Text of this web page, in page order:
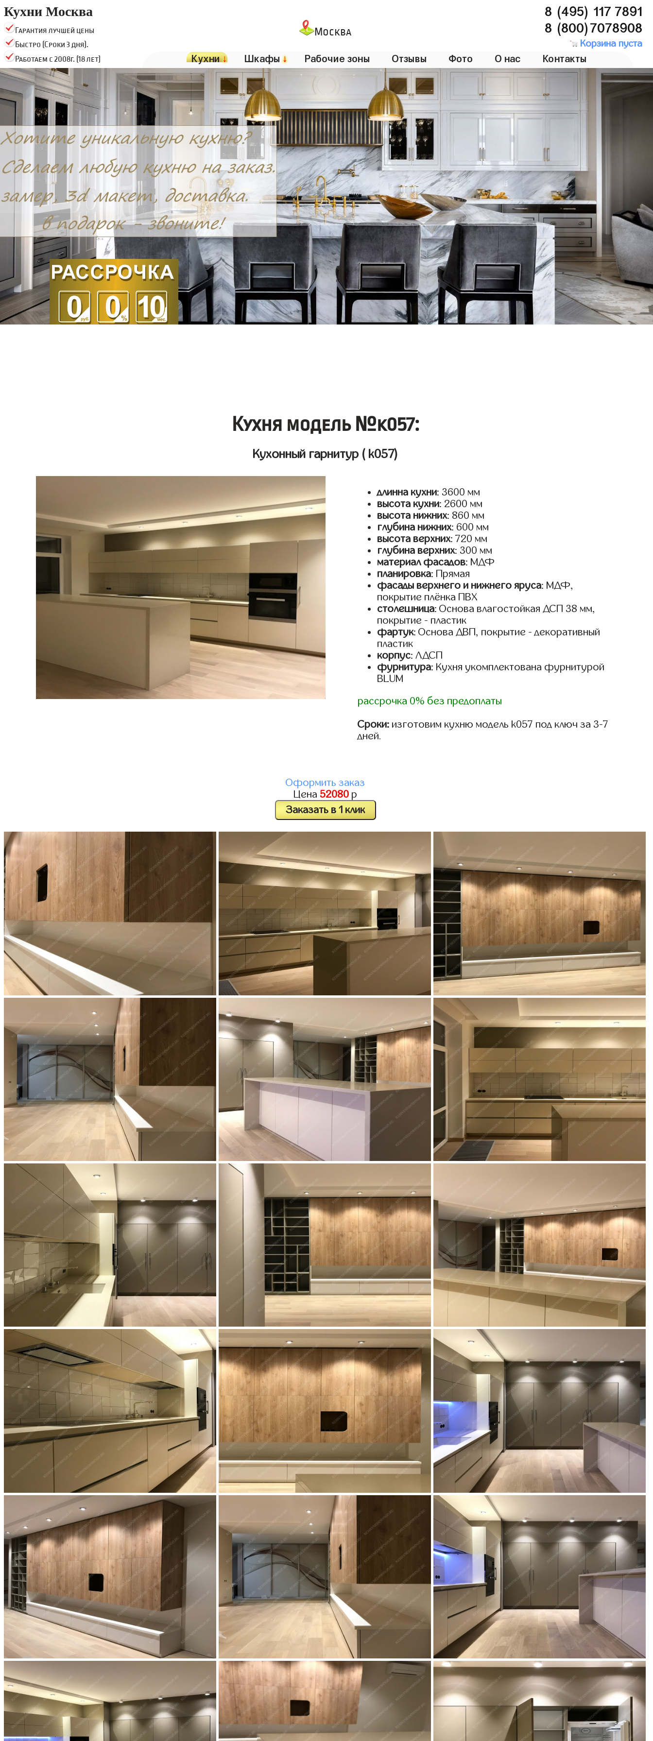
Кухни Москва
Гарантия лучшей цены
Быстро (Сроки 3 дня).
Работаем с 2008г. (18 лет)
Москва
8 (495) 117 7891
8 (800)7078908
Корзина пуста
Кухни↓ Шкафы↓ Рабочие зоны Отзывы Фото О нас Контакты
Кухня модель №k057:
Кухонный гарнитур ( k057)
длинна кухни: 3600 мм
высота кухни: 2600 мм
высота нижних: 860 мм
глубина нижних: 600 мм
высота верхних: 720 мм
глубина верхних: 300 мм
материал фасадов: МДФ
планировка: Прямая
фасады верхнего и нижнего яруса: МДФ,
покрытие плёнка ПВХ
столешница: Основа влагостойкая ДСП 38 мм,
покрытие - пластик
фартук: Основа ДВП, покрытие - декоративный
пластик
корпус: ЛДСП
фурнитура: Кухня укомплектована фурнитурой
BLUM
рассрочка 0% без предоплаты
Сроки: изготовим кухню модель k057 под ключ за 3-7
дней.
Оформить заказ
Цена 52080 р
Заказать в 1 клик